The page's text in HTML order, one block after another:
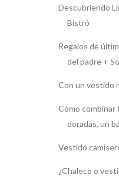
Descubriendo
Bistró
Regalos de
del padre +
Con un vestido
Cómo combinar
doradas, un
Vestido
¿Chaleco o